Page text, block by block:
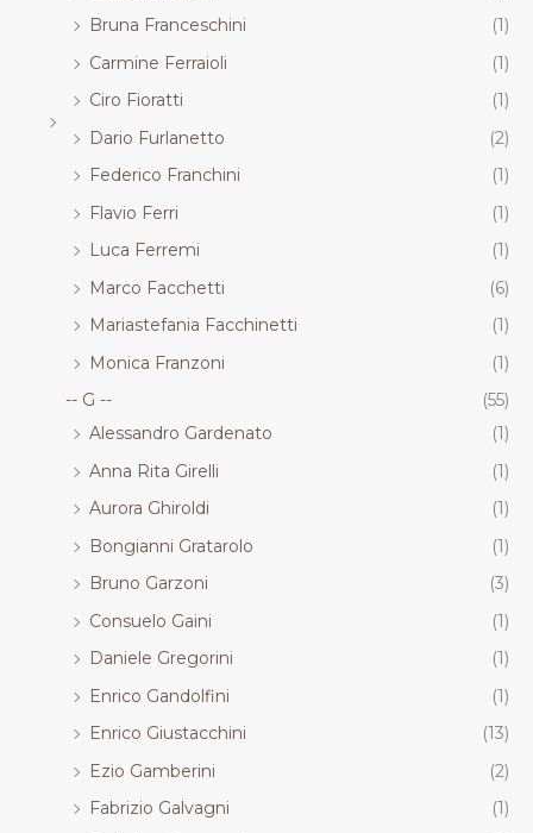
Bruna Franceschini
(1)
Carmine Ferraioli
(1)
Ciro Fioratti
(1)
Dario Furlanetto
(2)
Federico Franchini
(1)
Flavio Ferri
(1)
Luca Ferremi
(1)
Marco Facchetti
(6)
Mariastefania Facchinetti
(1)
Monica Franzoni
(1)
-- G --
(55)
Alessandro Gardenato
(1)
Anna Rita Girelli
(1)
Aurora Ghiroldi
(1)
Bongianni Gratarolo
(1)
Bruno Garzoni
(3)
Consuelo Gaini
(1)
Daniele Gregorini
(1)
Enrico Gandolfini
(1)
Enrico Giustacchini
(13)
Ezio Gamberini
(2)
Fabrizio Galvagni
(1)